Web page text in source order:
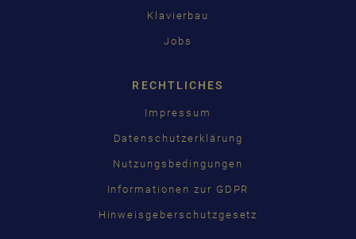
Klavierbau
Jobs
RECHTLICHES
Impressum
Datenschutzerklärung
Nutzungsbedingungen
Informationen zur GDPR
Hinweisgeberschutzgesetz